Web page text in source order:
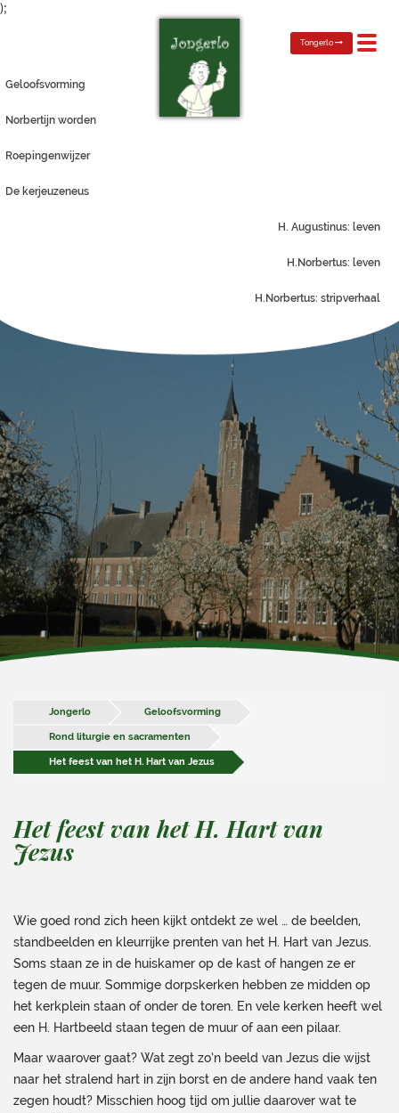
);
Toggle
Tongerlo
Geloofsvorming
Norbertijn worden
Roepingenwijzer
De kerjeuzeneus
H. Augustinus: leven
H.Norbertus: leven
H.Norbertus: stripverhaal
Jongerlo Geloofsvorming
Rond liturgie en sacramenten
Het feest van het H. Hart van Jezus
Het feest van het H. Hart van
Jezus
Wie goed rond zich heen kijkt ontdekt ze wel … de beelden,
standbeelden en kleurrijke prenten van het H. Hart van Jezus.
Soms staan ze in de huiskamer op de kast of hangen ze er
tegen de muur. Sommige dorpskerken hebben ze midden op
het kerkplein staan of onder de toren. En vele kerken heeft wel
een H. Hartbeeld staan tegen de muur of aan een pilaar.
Maar waarover gaat? Wat zegt zo’n beeld van Jezus die wijst
naar het stralend hart in zijn borst en de andere hand vaak ten
zegen houdt? Misschien hoog tijd om jullie daarover wat te